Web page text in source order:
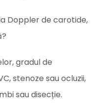
Doppler de carotide,
gradul de
stenoze sau ocluzii,
sau disecție.